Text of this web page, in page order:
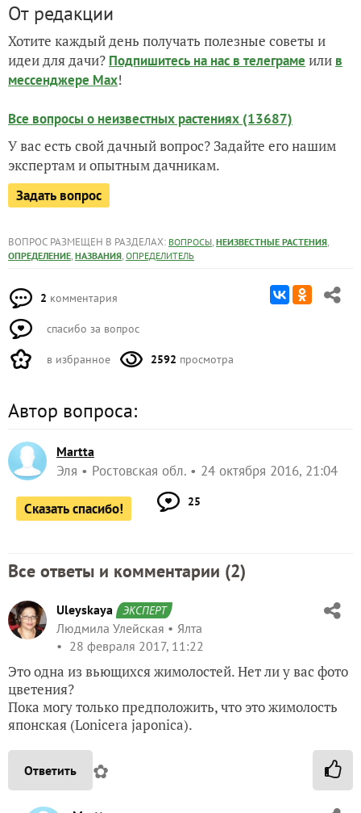
От редакции
Хотите каждый день получать полезные советы и
идеи для дачи? Подпишитесь на нас в телеграме или в
мессенджере Max!
Все вопросы о неизвестных растениях (13687)
У вас есть свой дачный вопрос? Задайте его нашим
экспертам и опытным дачникам.
Задать вопрос
ВОПРОС РАЗМЕЩЕН В РАЗДЕЛАХ: ВОПРОСЫ, НЕИЗВЕСТНЫЕ РАСТЕНИЯ,
ОПРЕДЕЛЕНИЕ, НАЗВАНИЯ, ОПРЕДЕЛИТЕЛЬ
2 комментария
спасибо за вопрос
в избранное 2592 просмотра
Автор вопроса:
Martta
Эля Ростовская обл. 24 октября 2016, 21:04
Сказать спасибо! 25
Все ответы и комментарии (2)
Uleyskaya ЭКСПЕРТ
Людмила Улейская
Ялта
28 февраля 2017, 11:22
Это одна из вьющихся жимолостей. Нет ли у вас фото
цветения?
Пока могу только предположить, что это жимолость
японская (Lonicera japonica).
Ответить ✿